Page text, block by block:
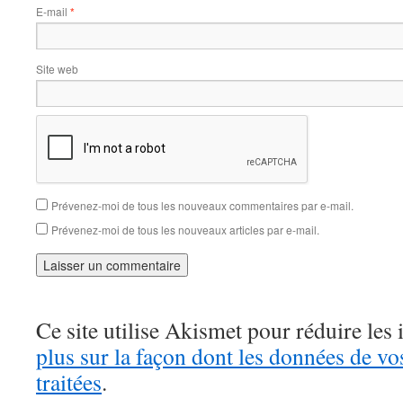
E-mail *
Site web
Prévenez-moi de tous les nouveaux commentaires par e-mail.
Prévenez-moi de tous les nouveaux articles par e-mail.
Ce site utilise Akismet pour réduire les
plus sur la façon dont les données de
traitées.